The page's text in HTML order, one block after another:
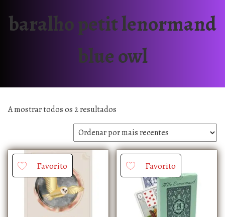
baralho petit lenormand
blue owl
A mostrar todos os 2 resultados
Favorito Favorito